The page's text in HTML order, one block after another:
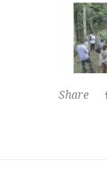
Share